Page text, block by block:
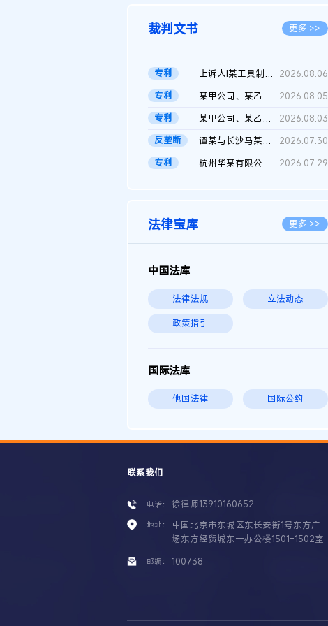
裁判文书 更多 >>
专利 上诉人I某工具制品有限公司与被上诉人程某及一审被告中华人民共和...
2026.08.06
专利
某甲公司、某乙公司、某丙公司申请诉前行为保全复议裁定书
2026.08.05
专利
某甲公司、某乙公司、官某与某丙公司专利申请权权属纠纷 二审判决...
2026.08.03
反垄断
谭某与长沙马某堆农产品股份有限公司滥用市场支配地位纠纷二审裁...
2026.07.30
专利
杭州华某有限公司与菲某有限公司侵害发明专利权纠纷 2026.07.29
法律宝库 更多 >>
中国法库
法律法规 立法动态
政策指引
国际法库
他国法律 国际公约
联系我们
电话： 徐律师13910160652
地址：
中国北京市东城区东长安街1号东方广
场东方经贸城东一办公楼1501-1502室
邮编： 100738